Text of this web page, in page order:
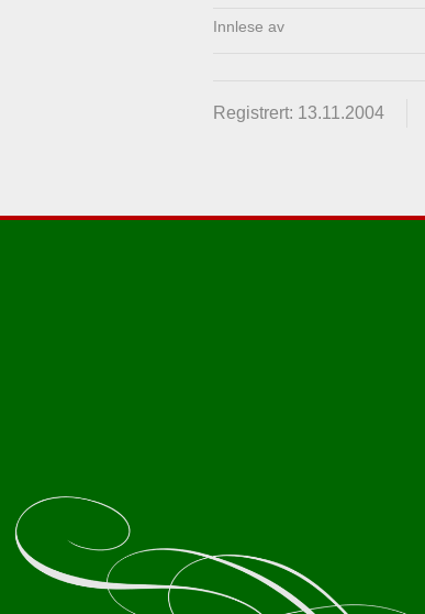
Innlese av
Registrert: 13.11.2004